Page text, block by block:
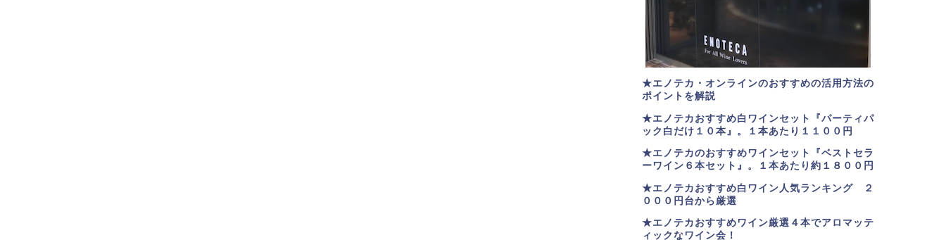
★エノテカ・オンラインのおすすめの活用方法の
ポイントを解説
★エノテカおすすめ白ワインセット『パーティパ
ック白だけ１０本』。１本あたり１１００円
★エノテカのおすすめワインセット『ベストセラ
ーワイン６本セット』。
１本あたり約１８００円
★エノテカおすすめ白ワイン人気ランキング ２
０００円台から厳選
★エノテカおすすめワイン厳選４本でアロマッテ
ィックなワイン会！